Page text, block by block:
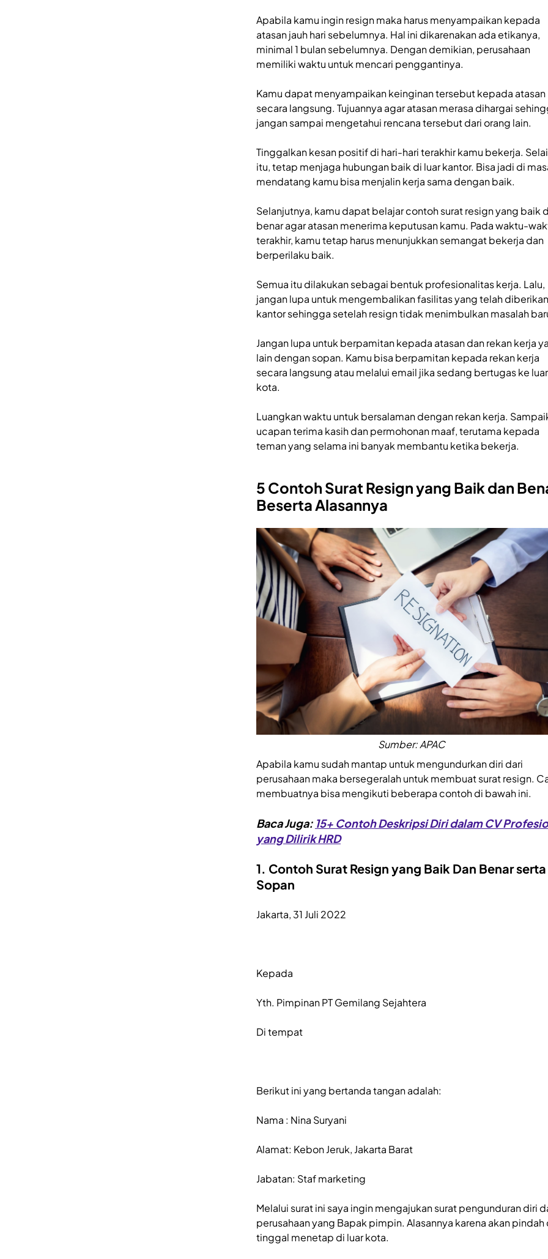
Apabila kamu ingin resign maka harus menyampaikan kepada
atasan jauh hari sebelumnya. Hal ini dikarenakan ada etikanya,
minimal 1 bulan sebelumnya. Dengan demikian, perusahaan
memiliki waktu untuk mencari penggantinya.
Kamu dapat menyampaikan keinginan tersebut kepada atasan
secara langsung. Tujuannya agar atasan merasa dihargai
jangan sampai mengetahui rencana tersebut dari orang lain.
Tinggalkan kesan positif di hari-hari terakhir kamu bekerja.
itu, tetap menjaga hubungan baik di luar kantor. Bisa jadi di
mendatang kamu bisa menjalin kerja sama dengan baik.
Selanjutnya, kamu dapat belajarcontoh surat resign yang baik
benar agar atasan menerima keputusan kamu. Pada waktu-
terakhir, kamu tetap harus menunjukkan semangat bekerja dan
berperilaku baik.
Semua itu dilakukan sebagai bentuk profesionalitas kerja. Lalu,
jangan lupa untuk mengembalikan fasilitas yang telah diberikan
kantor sehingga setelah resign tidak menimbulkan masalah
Jangan lupa untuk berpamitan kepada atasan dan rekan kerja
lain dengan sopan. Kamu bisa berpamitan kepada rekan kerja
secara langsung atau melalui email jika sedang bertugas ke luar
kota.
Luangkan waktu untuk bersalaman dengan rekan kerja.
ucapan terima kasih dan permohonan maaf, terutama kepada
teman yang selama ini banyak membantu ketika bekerja.
5 Contoh Surat Resign yang Baik dan
Beserta Alasannya
Sumber: APAC
Apabila kamu sudah mantap untuk mengundurkan diri dari
perusahaan maka bersegeralah untuk membuat surat resign.
membuatnya bisa mengikuti beberapa contoh di bawah ini.
Baca Juga: 15+ Contoh Deskripsi Diri dalam CV
yang Dilirik HRD
1. Contoh Surat Resign yang Baik Dan Benar serta
Sopan
Jakarta, 31 Juli 2022
Kepada
Yth. Pimpinan PT Gemilang Sejahtera
Di tempat
Berikut ini yang bertanda tangan adalah:
Nama : Nina Suryani
Alamat: Kebon Jeruk, Jakarta Barat
Jabatan: Staf marketing
Melalui surat ini saya ingin mengajukan surat pengunduran diri
perusahaan yang Bapak pimpin. Alasannya karena akan pindah
tinggal menetap di luar kota.